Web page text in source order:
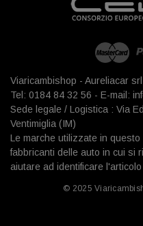
Viaricambishop - Aureliacar
Tel: 0184 84 32 56 - E-mail:
Sede legale / Logistica : Via
Ventimiglia (IM)
Le marche utilizzate in
fabbricanti delle auto in cui si
aiutare ad identificare l'articolo
© 2025